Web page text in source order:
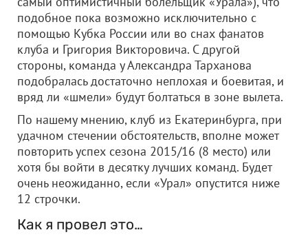
подобное пока возможно исключительно с
помощью Кубка России или во снах фанатов
клуба и Григория Викторовича. С другой
стороны, команда у Александра Тарханова
подобралась достаточно неплохая и боевитая, и
вряд ли «шмели» будут болтаться в зоне вылета.
По нашему мнению, клуб из Екатеринбурга, при
удачном стечении обстоятельств, вполне может
повторить успех сезона 2015/16 (8 место) или
хотя бы войти в десятку лучших команд. Будет
очень неожиданно, если «Урал» опустится ниже
12 строчки.
Как я провел это…